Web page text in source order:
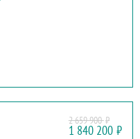
2 659 900₽
1 840 200 ₽